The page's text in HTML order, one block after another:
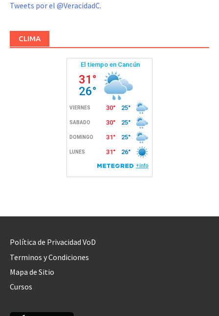
Tweets por el @VeracidadC.
CLIMA
Política de Privacidad VoD
Terminos y Condiciones
Mapa de Sitio
Cursos